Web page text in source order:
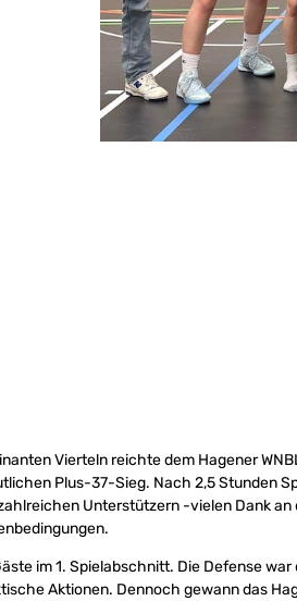
Vierteln reichte dem Hagener
Plus-37-Sieg. Nach 2,5 Stunden
Unterstützern -vielen Dank an
im 1. Spielabschnitt. Die Defense
Aktionen. Dennoch gewann das